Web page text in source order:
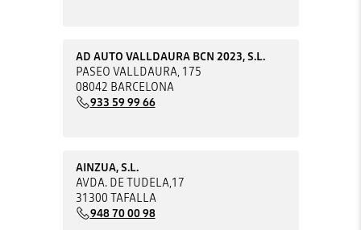
AD AUTO VALLDAURA BCN 2023, S.L.
PASEO VALLDAURA, 175
08042 BARCELONA
933 59 99 66
AINZUA, S.L.
AVDA. DE TUDELA,17
31300 TAFALLA
948 70 00 98